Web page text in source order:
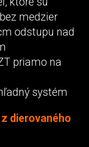
medzier
odstupu nad
priamo na
systém
dierovaného